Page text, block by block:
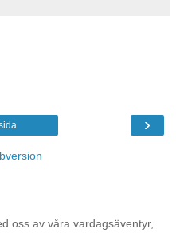
›
oss av våra vardagsäventyr,